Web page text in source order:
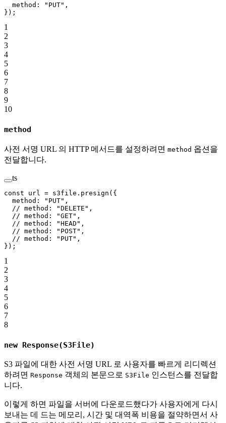
  method:
"PUT" ,
});
1
2
3
4
5
6
7
8
9
10
method
사전 서명 URL 의 HTTP 메서드를 설정하려면 method 옵션을
전달합니다.
ts
const url = s3file. presign ({
  method:
"PUT" ,
  // method: "DELETE",
  // method: "GET",
  // method: "HEAD",
  // method: "POST",
  // method: "PUT",
});
1
2
3
4
5
6
7
8
new Response(S3File)
S3 파일에 대한 사전 서명 URL 로 사용자를 빠르게 리디렉션
하려면 Response 객체의 본문으로 S3File 인스턴스를 전달합
니다.
이렇게 하면 파일을 서버에 다운로드했다가 사용자에게 다시
보내는 데 드는 메모리, 시간 및 대역폭 비용을 절약하면서 사